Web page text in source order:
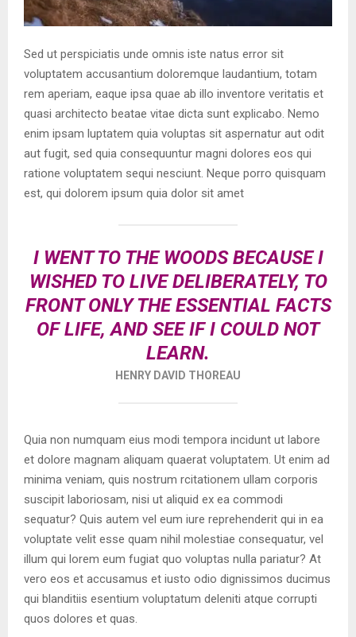
Sed ut perspiciatis unde omnis iste natus error sit
voluptatem accusantium doloremque laudantium, totam
rem aperiam, eaque ipsa quae ab illo inventore veritatis et
quasi architecto beatae vitae dicta sunt explicabo. Nemo
enim ipsam luptatem quia voluptas sit aspernatur aut odit
aut fugit, sed quia consequuntur magni dolores eos qui
ratione voluptatem sequi nesciunt. Neque porro quisquam
est, qui dolorem ipsum quia dolor sit amet
I WENT TO THE WOODS BECAUSE I
WISHED TO LIVE DELIBERATELY, TO
FRONT ONLY THE ESSENTIAL FACTS
OF LIFE, AND SEE IF I COULD NOT
LEARN.
HENRY DAVID THOREAU
Quia non numquam eius modi tempora incidunt ut labore
et dolore magnam aliquam quaerat voluptatem. Ut enim ad
minima veniam, quis nostrum rcitationem ullam corporis
suscipit laboriosam, nisi ut aliquid ex ea commodi
sequatur? Quis autem vel eum iure reprehenderit qui in ea
voluptate velit esse quam nihil molestiae consequatur, vel
illum qui lorem eum fugiat quo voluptas nulla pariatur? At
vero eos et accusamus et iusto odio dignissimos ducimus
qui blanditiis esentium voluptatum deleniti atque corrupti
quos dolores et quas.